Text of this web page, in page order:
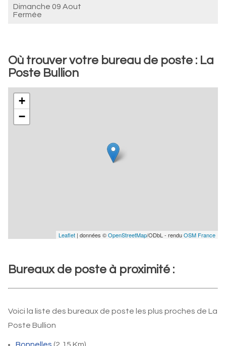
Dimanche 09 Aout
Fermée
Où trouver votre bureau de poste : La
Poste Bullion
+
−
Leaflet | données ©OpenStreetMap/ODbL - renduOSM France
Bureaux de poste à proximité :
Voici la liste des bureaux de poste les plus proches de La
Poste Bullion